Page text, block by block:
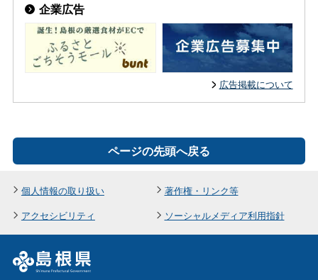
企業広告
広告掲載について
ページの先頭へ戻る
個人情報の取り扱い
著作権・リンク等
アクセシビリティ
ソーシャルメディア利用指針